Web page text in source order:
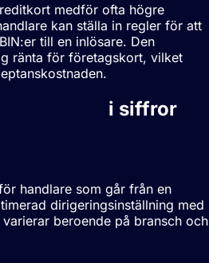
medför ofta högre
kan ställa in regler för att
BIN:er till en inlösare. Den
ränta för företagskort, vilket
i siffror
handlare som går från en
dirigeringsinställning med
beroende på bransch och